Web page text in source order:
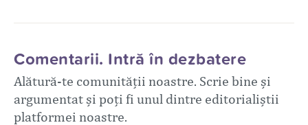
Comentarii. Intră în dezbatere
Alătură-te comunității noastre. Scrie bine și
argumentat și poți fi unul dintre editorialiștii
platformei noastre.